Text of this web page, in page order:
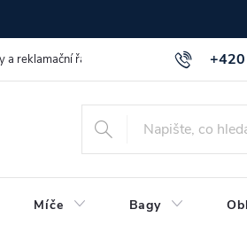
reklamační řád GDPR info a směrnice
Míče Bagy